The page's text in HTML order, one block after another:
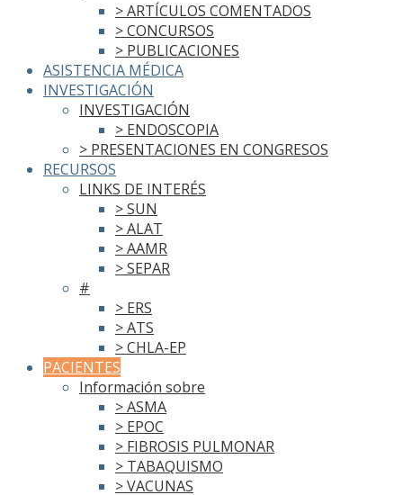
> ARTÍCULOS COMENTADOS
> CONCURSOS
> PUBLICACIONES
ASISTENCIA MÉDICA
INVESTIGACIÓN
INVESTIGACIÓN
> ENDOSCOPIA
> PRESENTACIONES EN CONGRESOS
RECURSOS
LINKS DE INTERÉS
> SUN
> ALAT
> AAMR
> SEPAR
#
> ERS
> ATS
> CHLA-EP
PACIENTES
Información sobre
> ASMA
> EPOC
> FIBROSIS PULMONAR
> TABAQUISMO
> VACUNAS